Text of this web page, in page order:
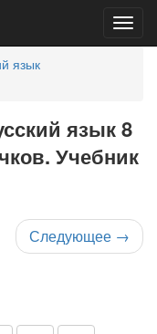
язык
язык 8
Учебник
Следующее →